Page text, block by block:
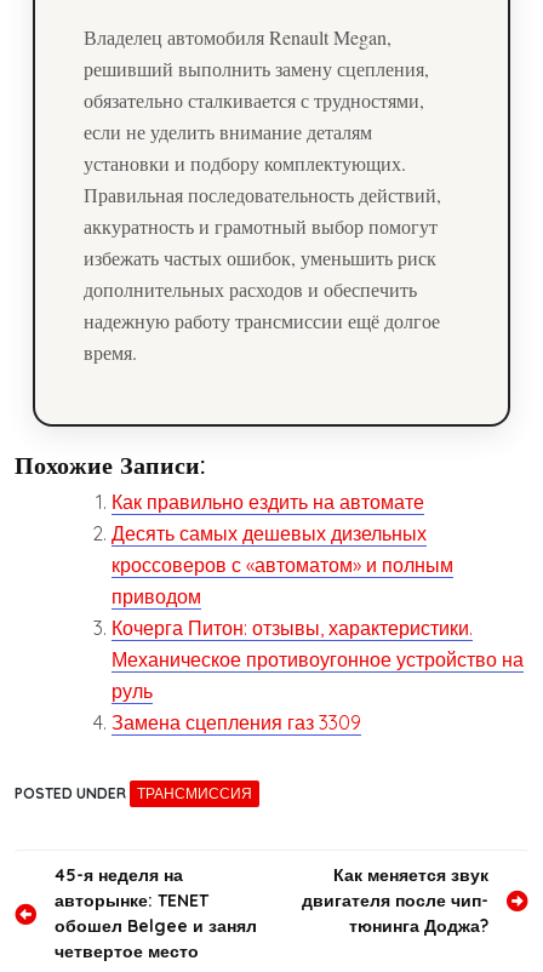
Владелец автомобиля Renault Megan,
решивший выполнить замену сцепления,
обязательно сталкивается с трудностями,
если не уделить внимание деталям
установки и подбору комплектующих.
Правильная последовательность действий,
аккуратность и грамотный выбор помогут
избежать частых ошибок, уменьшить риск
дополнительных расходов и обеспечить
надежную работу трансмиссии ещё долгое
время.
Похожие Записи:
Как правильно ездить на автомате
Десять самых дешевых дизельных
кроссоверов с «автоматом» и полным
приводом
Кочерга Питон: отзывы, характеристики.
Механическое противоугонное устройство на
руль
Замена сцепления газ 3309
POSTED UNDER ТРАНСМИССИЯ
Навигация
по
записям
45-я неделя на
авторынке: TENET
обошел Belgee и занял
четвертое место
Как меняется звук
двигателя после чип-
тюнинга Доджа?